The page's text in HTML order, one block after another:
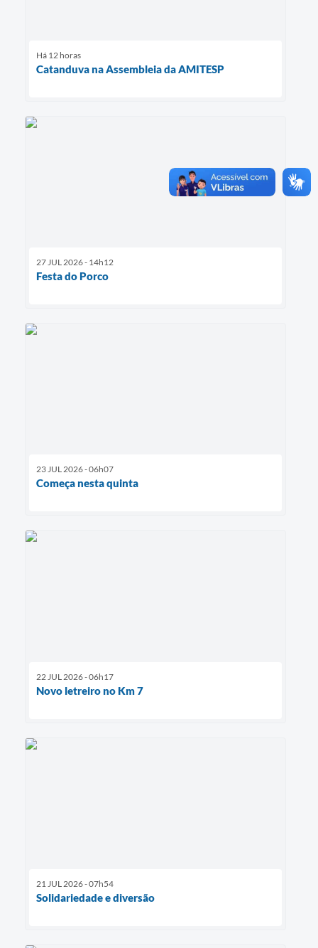
Há 12 horas
Catanduva na Assembleia da AMITESP
27 JUL 2026 - 14h12
Festa do Porco
23 JUL 2026 - 06h07
Começa nesta quinta
22 JUL 2026 - 06h17
Novo letreiro no Km 7
21 JUL 2026 - 07h54
Solidariedade e diversão